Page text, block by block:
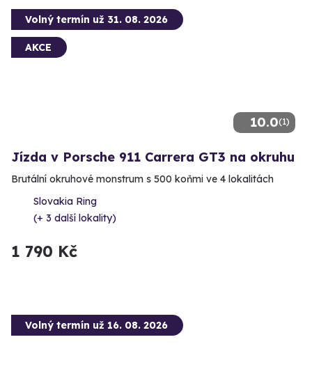
10.0(1)
Volný termín už 31. 08. 2026
AKCE
Jízda v Porsche 911 Carrera GT3 na okruhu
Brutální okruhové monstrum s 500 koňmi ve 4 lokalitách
Slovakia Ring
(+ 3 další lokality)
1 790 Kč
Volný termín už 16. 08. 2026